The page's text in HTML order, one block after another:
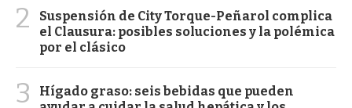
2
Suspensión de City Torque-Peñarol complica
el Clausura: posibles soluciones y la polémica
por el clásico
3
Hígado graso: seis bebidas que pueden